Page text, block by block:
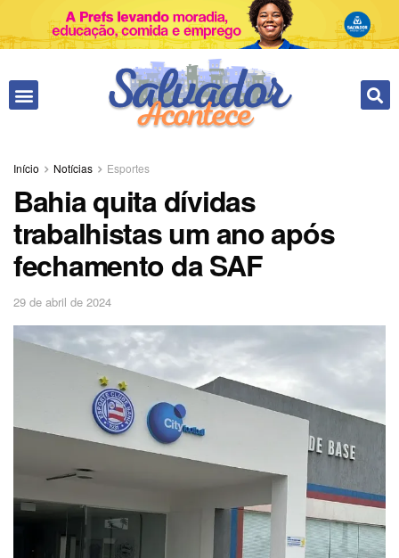
Início Notícias Esportes
Bahia quita dívidas
trabalhistas um ano após
fechamento da SAF
29 de abril de 2024